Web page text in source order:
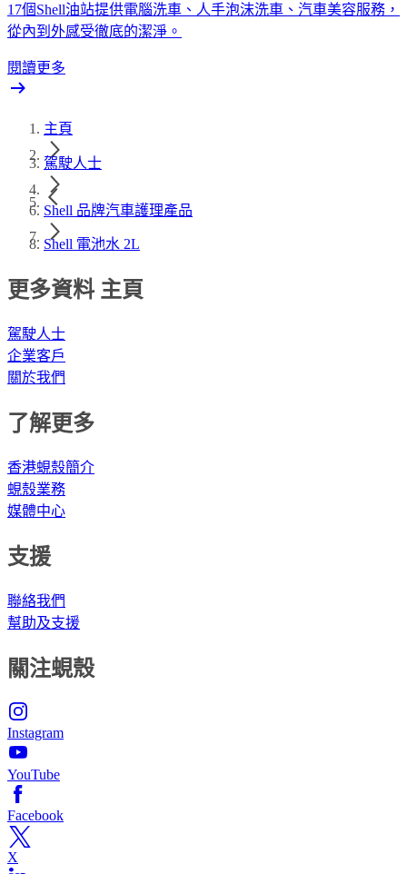
17個Shell油站提供電腦洗車、人手泡沫洗車、汽車美容服務，
從內到外感受徹底的潔淨。
閱讀更多
主頁
駕駛人士
Shell 品牌汽車護理產品
Shell 電池水 2L
更多資料 主頁
駕駛人士
企業客戶
關於我們
了解更多
香港蜆殼簡介
蜆殼業務
媒體中心
支援
聯絡我們
幫助及支援
關注蜆殼
Instagram
YouTube
Facebook
X